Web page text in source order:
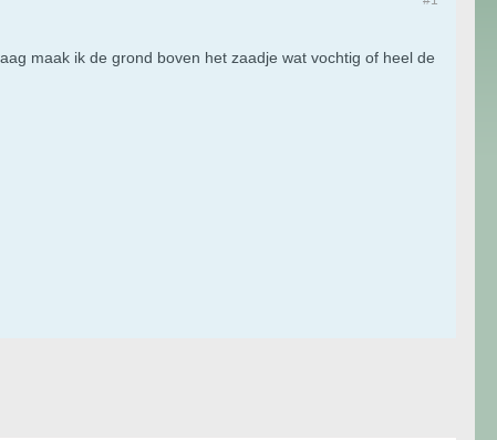
maak ik de grond boven het zaadje wat vochtig of heel de